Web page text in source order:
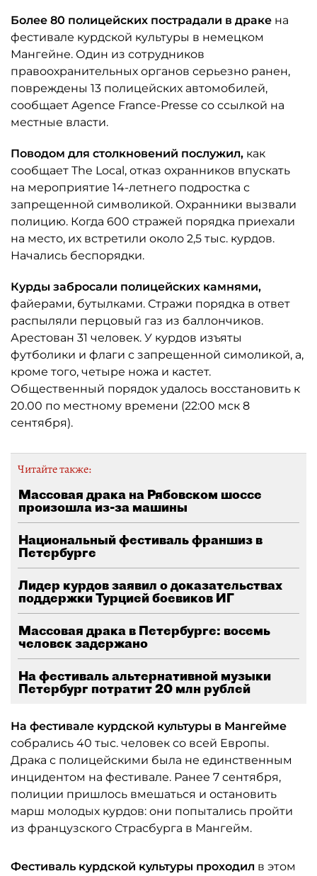
Более 80 полицейских пострадали в драке на
фестивале курдской культуры в немецком
Мангейне. Один из сотрудников
правоохранительных органов серьезно ранен,
повреждены 13 полицейских автомобилей,
сообщает Agence France-Presse со ссылкой на
местные власти.
Поводом для столкновений послужил, как
сообщает The Local, отказ охранников впускать
на мероприятие 14-летнего подростка с
запрещенной символикой. Охранники вызвали
полицию. Когда 600 стражей порядка приехали
на место, их встретили около 2,5 тыс. курдов.
Начались беспорядки.
Курды забросали полицейских камнями,
файерами, бутылками. Стражи порядка в ответ
распыляли перцовый газ из баллончиков.
Арестован 31 человек. У курдов изъяты
футболики и флаги с запрещенной симоликой, а,
кроме того, четыре ножа и кастет.
Общественный порядок удалось восстановить к
20.00 по местному времени (22:00 мск 8
сентября).
Читайте также:
Массовая драка на Рябовском шоссе
произошла из-за машины
Национальный фестиваль франшиз в
Петербурге
Лидер курдов заявил о доказательствах
поддержки Турцией боевиков ИГ
Массовая драка в Петербурге: восемь
человек задержано
На фестиваль альтернативной музыки
Петербург потратит 20 млн рублей
На фестивале курдской культуры в Мангейме
собрались 40 тыс. человек со всей Европы.
Драка с полицейскими была не единственным
инцидентом на фестивале. Ранее 7 сентября,
полиции пришлось вмешаться и остановить
марш молодых курдов: они попытались пройти
из французского Страсбурга в Мангейм.
Фестиваль курдской культуры проходил в этом